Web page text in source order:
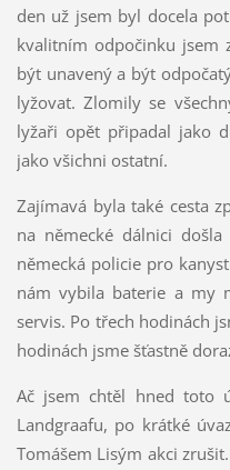
den už jsem byl docela
kvalitním odpočinku jsem
být unavený a být
lyžovat. Zlomily se
lyžaři opět připadal jako
jako všichni ostatní.
Zajímavá byla také cesta
na německé dálnici
německá policie pro
nám vybila baterie a my
servis. Po třech hodinách
hodinách jsme šťastně
Ač jsem chtěl hned toto
Landgraafu, po krátké
Tomášem Lisým akci